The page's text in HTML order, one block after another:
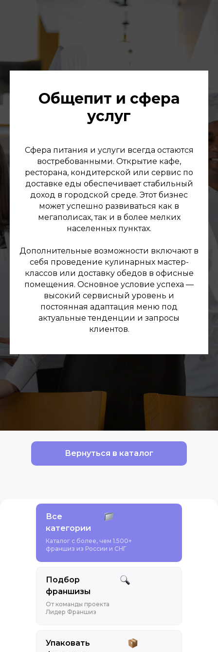
Общепит и сфера
услуг
Сфера питания и услуги всегда остаются
востребованными. Открытие кафе,
ресторана, кондитерской или сервис по
доставке еды обеспечивает стабильный
доход в городской среде. Этот бизнес
может успешно развиваться как в
мегаполисах, так и в более мелких
населенных пунктах.
Дополнительные возможности включают в
себя проведение кулинарных мастер-
классов или доставку обедов в офисные
помещения. Основное условие успеха —
высокий сервисный уровень и
постоянная адаптация меню под
актуальные тенденции и запросы
клиентов.
Вернуться в каталог
Все
категории
Каталог с более, чем 1.500+
франшиз из России и СНГ
Подбор
франшизы
От команды проекта
Лидер Франшиз
Упаковать